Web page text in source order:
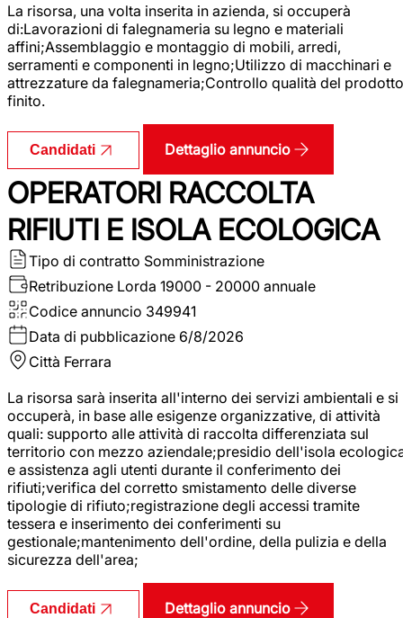
La risorsa, una volta inserita in azienda, si occuperà
di:Lavorazioni di falegnameria su legno e materiali
affini;Assemblaggio e montaggio di mobili, arredi,
serramenti e componenti in legno;Utilizzo di macchinari e
attrezzature da falegnameria;Controllo qualità del prodotto
finito.
Candidati Dettaglio annuncio
OPERATORI RACCOLTA
RIFIUTI E ISOLA ECOLOGICA
Tipo di contratto Somministrazione
Retribuzione Lorda 19000 - 20000 annuale
Codice annuncio 349941
Data di pubblicazione 6/8/2026
Città Ferrara
La risorsa sarà inserita all'interno dei servizi ambientali e si
occuperà, in base alle esigenze organizzative, di attività
quali: supporto alle attività di raccolta differenziata sul
territorio con mezzo aziendale;presidio dell'isola
e assistenza agli utenti durante il conferimento dei
rifiuti;verifica del corretto smistamento delle diverse
tipologie di rifiuto;registrazione degli accessi tramite
tessera e inserimento dei conferimenti su
gestionale;mantenimento dell'ordine, della pulizia e della
sicurezza dell'area;
Candidati Dettaglio annuncio